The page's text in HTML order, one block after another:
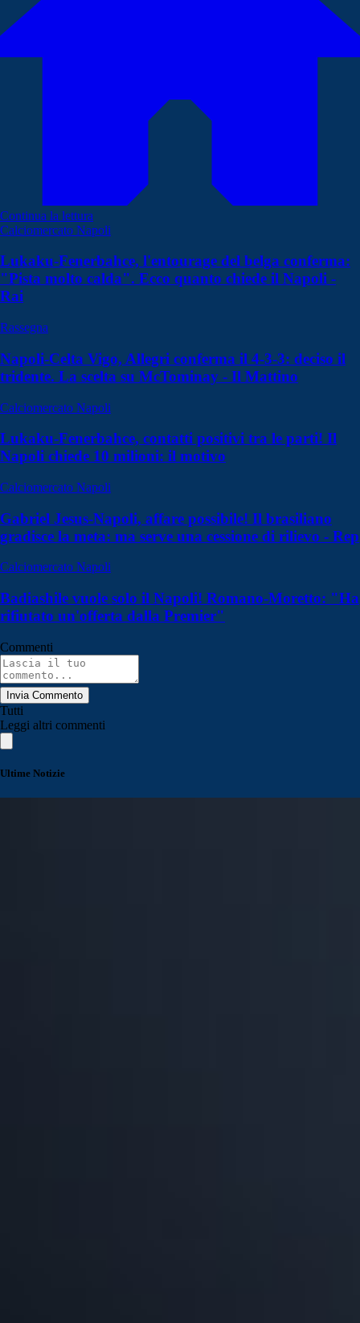
Continua la lettura
Calciomercato Napoli
Lukaku-Fenerbahce, l'entourage del belga conferma:
"Pista molto calda". Ecco quanto chiede il Napoli -
Rai
Rassegna
Napoli-Celta Vigo, Allegri conferma il 4-3-3: deciso il
tridente. La scelta su McTominay - Il Mattino
Calciomercato Napoli
Lukaku-Fenerbahce, contatti positivi tra le parti! Il
Napoli chiede 10 milioni: il motivo
Calciomercato Napoli
Gabriel Jesus-Napoli, affare possibile! Il brasiliano
gradisce la meta: ma serve una cessione di rilievo - Rep
Calciomercato Napoli
Badiashile vuole solo il Napoli! Romano-Moretto: "Ha
rifiutato un'offerta dalla Premier"
Commenti
Invia Commento
Tutti
Leggi altri commenti
Ultime Notizie